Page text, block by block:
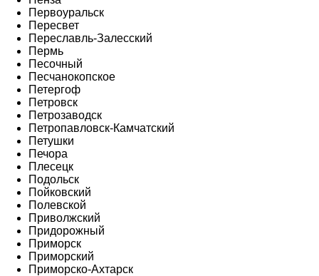
Первоуральск
Пересвет
Переславль-Залесский
Пермь
Песочный
Песчанокопское
Петергоф
Петровск
Петрозаводск
Петропавловск-Камчатский
Петушки
Печора
Плесецк
Подольск
Пойковский
Полевской
Приволжский
Придорожный
Приморск
Приморский
Приморско-Ахтарск